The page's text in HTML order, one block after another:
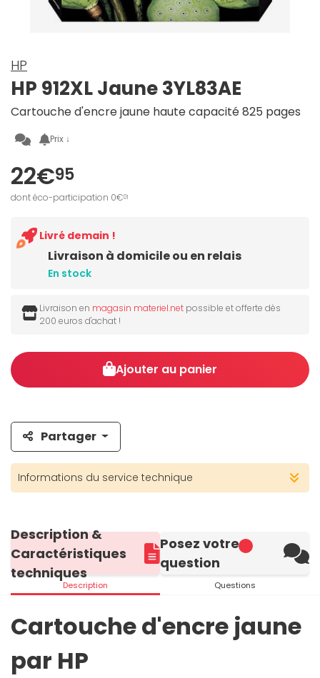
HP
HP 912XL Jaune 3YL83AE
Cartouche d'encre jaune haute capacité 825 pages
Prix ↓
22€95
dont éco-participation 0€01
Livraison à domicile ou en relais
En stock
Livré demain !
Livraison en magasin materiel.net possible et offerte dès
200 euros d'achat !
Ajouter au panier
Partager
Informations du service technique
Description &
Caractéristiques
techniques
Description
Posez votre
question
Questions
Cartouche d'encre jaune
par HP